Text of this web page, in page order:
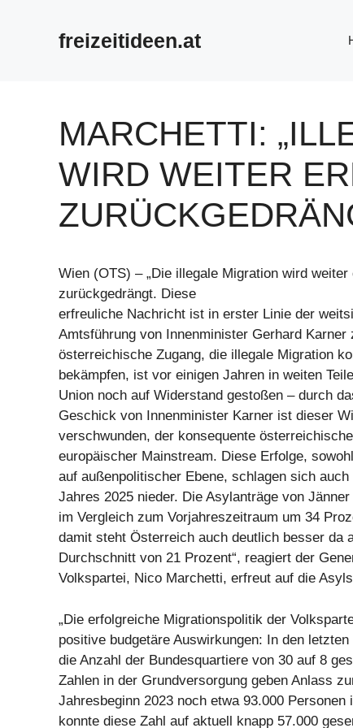
freizeitideen.at
MARCHETTI:
WIRD WEITER
Wien (OTS) – „Die illegale Migration wird weiter
zurückgedrängt. Diese
erfreuliche Nachricht ist in erster Linie der
Amtsführung von Innenminister Gerhard Karner
österreichische Zugang, die illegale Migration
bekämpfen, ist vor einigen Jahren in weiten
Union noch auf Widerstand gestoßen – durch
Geschick von Innenminister Karner ist dieser
verschwunden, der konsequente
europäischer Mainstream. Diese Erfolge,
auf außenpolitischer Ebene, schlagen sich
Jahres 2025 nieder. Die Asylanträge von
im Vergleich zum Vorjahreszeitraum um 34
damit steht Österreich auch deutlich besser da
Durchschnitt von 21 Prozent“, reagiert der
Volkspartei, Nico Marchetti, erfreut auf die
„Die erfolgreiche Migrationspolitik der
positive budgetäre Auswirkungen: In den
die Anzahl der Bundesquartiere von 30 auf 8
Zahlen in der Grundversorgung geben Anlass
Jahresbeginn 2023 noch etwa 93.000 Personen
konnte diese Zahl auf aktuell knapp 57.000